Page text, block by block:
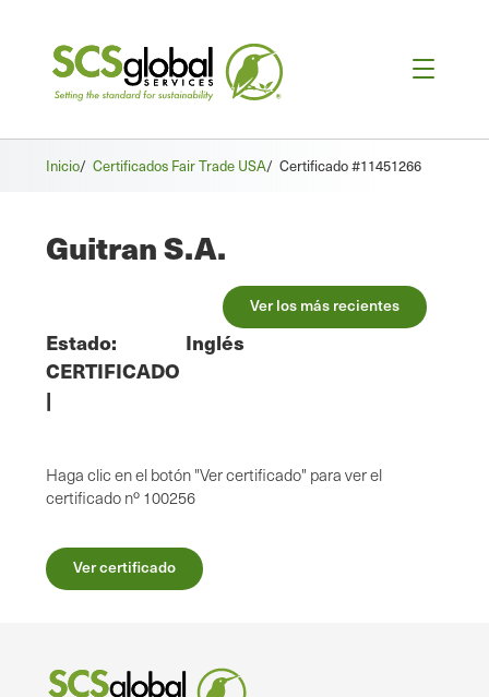
Inicio/ Certificados Fair Trade USA/ Certificado #11451266
Guitran S.A.
Ver los más recientes
Estado:
CERTIFICADO
|
Inglés
Haga clic en el botón "Ver certificado" para ver el
certificado nº 100256
Ver certificado